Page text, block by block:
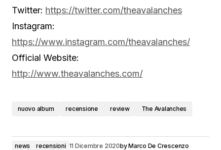
Twitter: https://twitter.com/theavalanches
Instagram:
https://www.instagram.com/theavalanches/
Official Website:
http://www.theavalanches.com/
nuovo album recensione review The Avalanches
news recensioni 11 Dicembre 2020byMarco De Crescenzo